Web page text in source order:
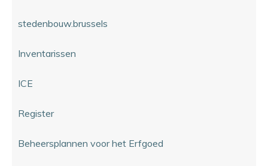
stedenbouw.brussels
Inventarissen
ICE
Register
Beheersplannen voor het Erfgoed